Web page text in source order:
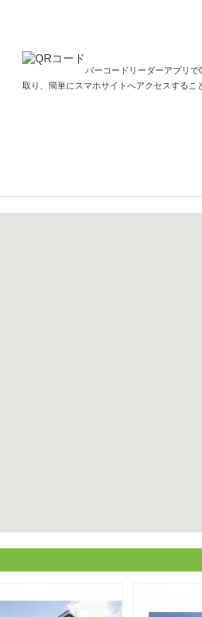
バーコードリーダーアプリ
取り、簡単にスマホサイトへアクセスするこ